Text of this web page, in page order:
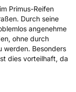
Primus-Reifen
Durch seine
angenehme
ohne durch
werden. Besonders
dies vorteilhaft, da